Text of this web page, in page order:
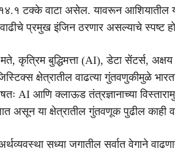
१४.१ टक्के वाटा असेल. यावरून आशियातील
वाढीचे प्रमुख इंजिन ठरणार असल्याचे स्पष्ट
मते, कृत्रिम बुद्धिमत्ता (AI), डेटा सेंटर्स,
क्षेत्रातील वाढत्या गुंतवणुकीमुळे
AI आणि क्लाऊड तंत्रज्ञानाच्या
असून या क्षेत्रातील गुंतवणूक पुढील काही
सध्या जगातील सर्वात वेगाने